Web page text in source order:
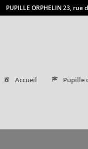
PUPILLE ORPHELIN 23,
Accueil Pupille